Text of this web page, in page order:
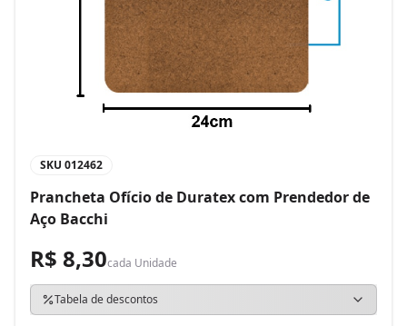
SKU 012462
Prancheta Ofício de Duratex com Prendedor de
Aço Bacchi
R$ 8,30cada Unidade
Tabela de descontos